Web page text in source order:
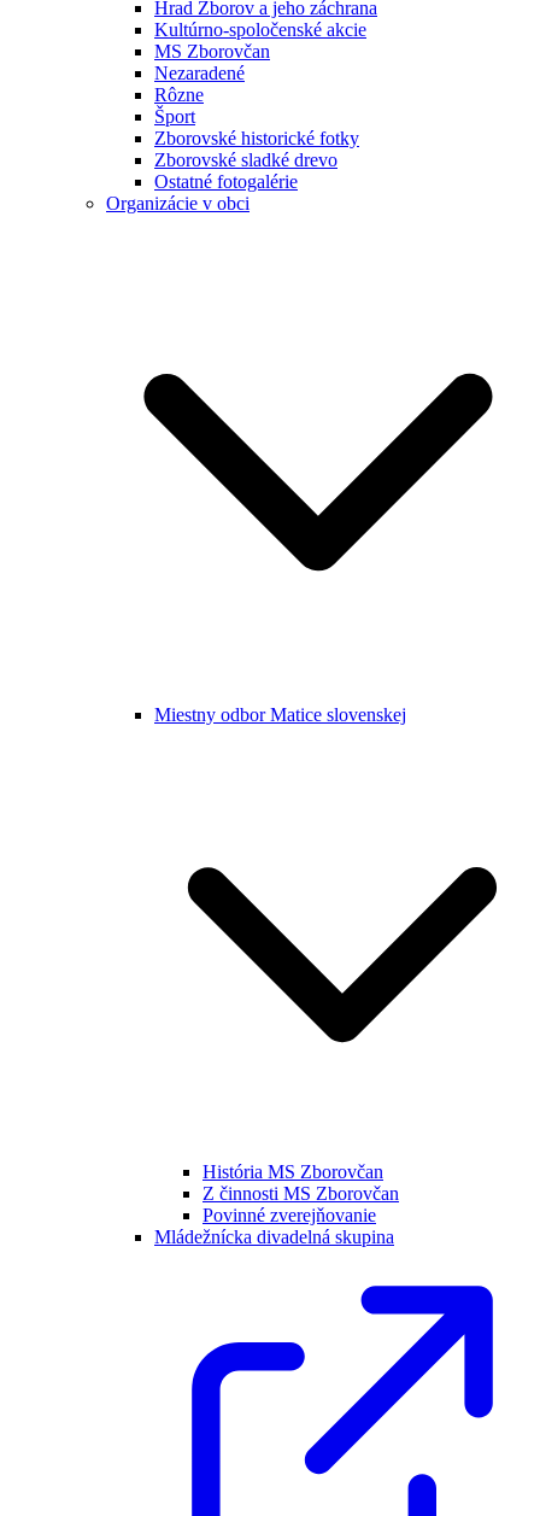
Hrad Zborov a jeho záchrana
Kultúrno-spoločenské akcie
MS Zborovčan
Nezaradené
Rôzne
Šport
Zborovské historické fotky
Zborovské sladké drevo
Ostatné fotogalérie
Organizácie v obci
Miestny odbor Matice slovenskej
História MS Zborovčan
Z činnosti MS Zborovčan
Povinné zverejňovanie
Mládežnícka divadelná skupina